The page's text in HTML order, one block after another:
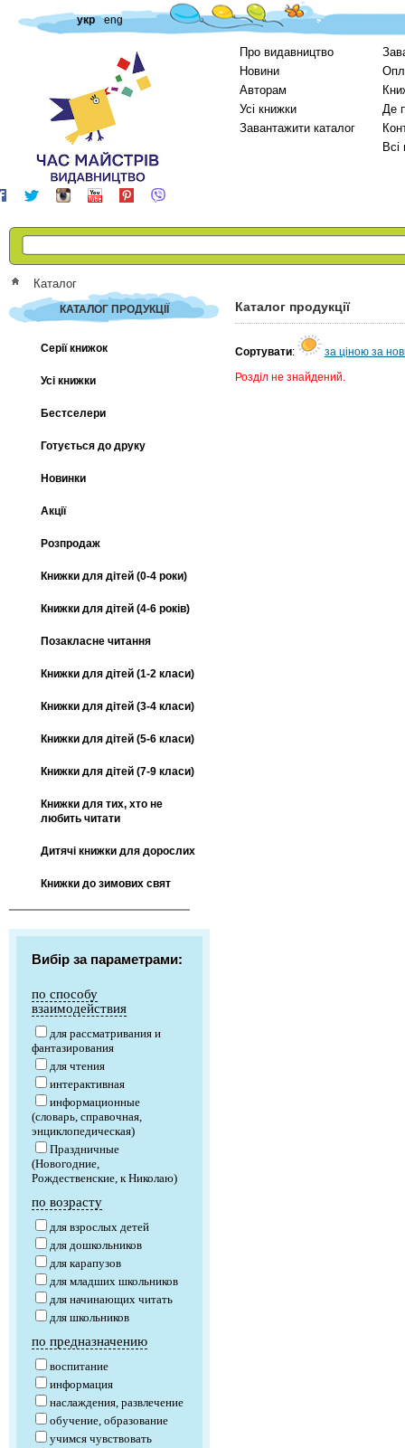
укр eng
Про видавництво
Новини
Авторам
Усі книжки
Завантажити каталог
Де
Каталог
КАТАЛОГ ПРОДУКЦІЇ
Серії книжок
Усі книжки
Бестселери
Готується до друку
Новинки
Акції
Розпродаж
Книжки для дітей (0-4 роки)
Книжки для дітей (4-6 років)
Позакласне читання
Книжки для дітей (1-2 класи)
Книжки для дітей (3-4 класи)
Книжки для дітей (5-6 класи)
Книжки для дітей (7-9 класи)
Книжки для тих, хто не
любить читати
Дитячі книжки для дорослих
Книжки до зимових свят
Вибір за параметрами:
по способу
взаимодействия
для рассматривания и
фантазирования
для чтения
интерактивная
информационные
(словарь, справочная,
энциклопедическая)
Праздничные
(Новогодние,
Рождественские, к Николаю)
по возрасту
для взрослых детей
для дошкольников
для карапузов
для младших школьников
для начинающих читать
для школьников
по предназначению
воспитание
информация
наслаждения, развлечение
обучение, образование
учимся чувствовать
Каталог продукції
Сортувати: за ціною за
Розділ не знайдений.